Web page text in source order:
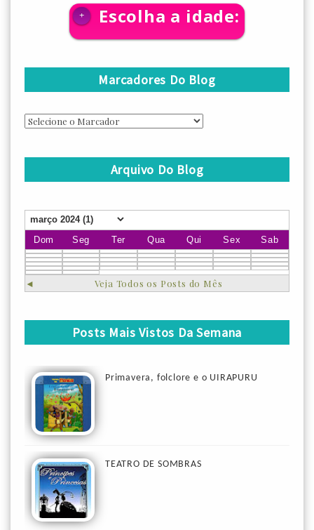
+ Escolha a idade:
Marcadores Do Blog
Arquivo Do Blog
Dom Seg Ter Qua Qui Sex Sab
◄ Veja Todos os Posts do Mês
Posts Mais Vistos Da Semana
Primavera, folclore e o UIRAPURU
TEATRO DE SOMBRAS